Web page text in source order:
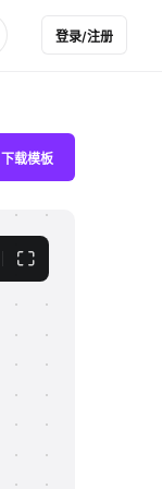
登录/注册
下载模板